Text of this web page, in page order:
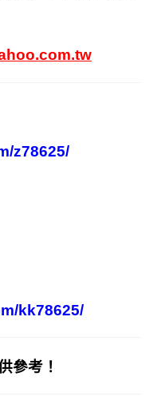
z78625/
kk78625/
參考！